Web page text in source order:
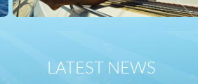
LATEST NEWS